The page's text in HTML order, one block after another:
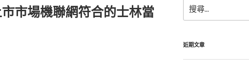
市場機聯網符合的士林當
尋
關
字:
近期文章